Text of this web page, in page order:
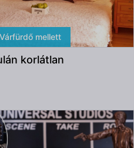
mellett
korlátlan